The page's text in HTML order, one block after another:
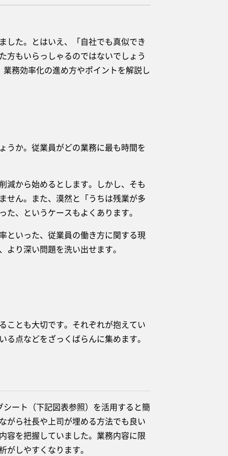
た。とはいえ、「自社でも真似でき
方もいらっしゃるのではないでしょう
務効率化の進め方やポイントを解説し
か。従業員がどの業務に最も時間を
から始めるとします。しかし、そも
せん。また、漠然と「うちは残業が多
、というケースもよくあります。
いった、従業員の働き方に関する現
り深い問題を洗い出せます。
とも大切です。それぞれが抱えてい
点などをざっくばらんに集めます。
ート（下記図表参照）を活用すると簡
がら社長や上司が埋める方法でも良い
容を把握していました。業務内容に限
しやすくなります。